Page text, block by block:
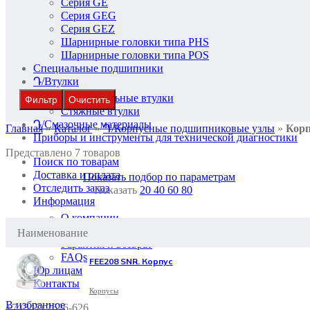
Серия GE
Серия GEG
Серия GEZ
Шарнирные головки типа PHS
Шарнирные головки типа POS
Специальные подшипники
Դ/Втулки
Закрепительные втулки
Стяжные втулки
Դ/Смазочные материалы
Приборы и инструменты для технической диагностики
Поиск по товарам
Доставка и оплата
Отследить заказ
Информация
О компании
Бренды
FAQs
Юр лицам
Контакты
+7 (347) 2626-626
Фильтр Очистить
Главная»Каталог»Դ/Корпусные подшипниковые узлы »
Представлено 7 товаров
Показать подбор по параметрам
Показать 20 40 60 80
Наименование
В избранное
FEE208 SNR. Корпус
Корпусы